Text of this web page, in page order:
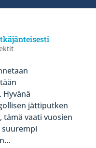
Hyvänä
jättiputken
vaati vuosien
suurempi